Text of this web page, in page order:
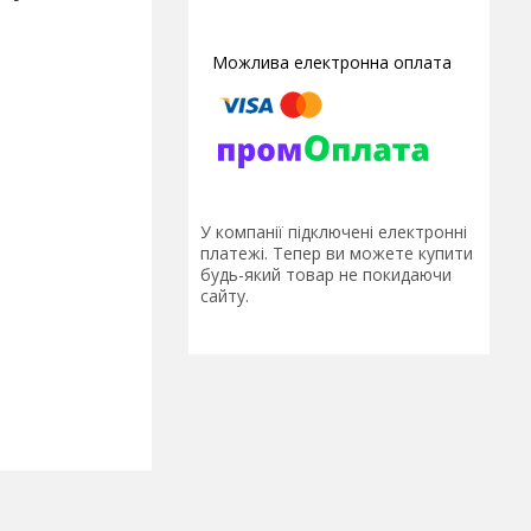
У компанії підключені електронні
платежі. Тепер ви можете купити
будь-який товар не покидаючи
сайту.